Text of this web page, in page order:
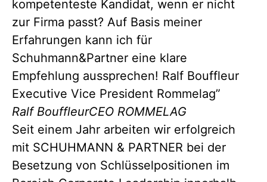
kompetenteste Kandidat, wenn er nicht
zur Firma passt? Auf Basis meiner
Erfahrungen kann ich für
Schuhmann&Partner eine klare
Empfehlung aussprechen! Ralf Bouffleur
Executive Vice President Rommelag”
Ralf BouffleurCEO ROMMELAG
Seit einem Jahr arbeiten wir erfolgreich
mit SCHUHMANN & PARTNER bei der
Besetzung von Schlüsselpositionen im